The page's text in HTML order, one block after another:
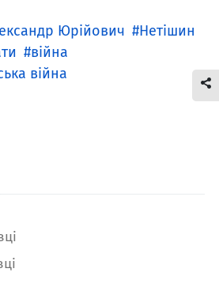
Юрійович
Нетішин
війна
війна